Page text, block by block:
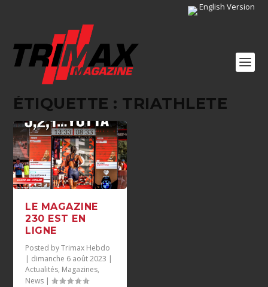
English Version
ÉTIQUETTE : TRIATHLETE
LE MAGAZINE
230 EST EN
LIGNE
Posted byTrimax Hebdo
| dimanche 6 août 2023 |
Actualités, Magazines,
News |